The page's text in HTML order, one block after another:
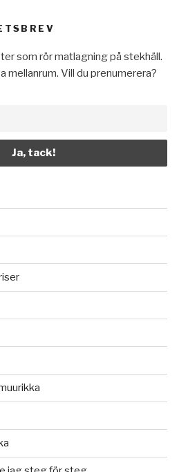
som rör matlagning på stekhäll.
mellanrum. Vill du prenumerera?